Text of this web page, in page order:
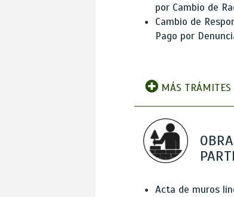
por Cambio de
Cambio de
Pago por
MÁS TRÁMITES
Acta de muros